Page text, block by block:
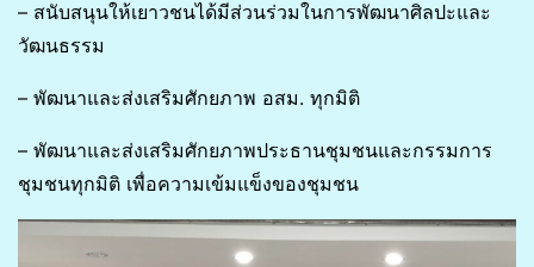
– สนับสนุนให้เยาวชนได้มีส่วนร่วมในการพัฒนาศิลปะและ
วัฒนธรรม
– พัฒนาและส่งเสริมศักยภาพ อสม. ทุกมิติ
– พัฒนาและส่งเสริมศักยภาพประธานชุมชนและกรรมการ
ชุมชนทุกมิติ เพื่อความเข้มแข็งของชุมชน